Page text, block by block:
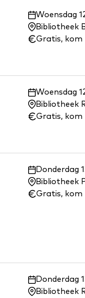
Waar
en
wanneer:
Woensdag
Bibliotheek
Gratis, kom
Waar
en
wanneer:
Woensdag
Bibliotheek
Gratis, kom
Waar
en
wanneer:
Donderdag
Bibliotheek
Gratis, kom
Waar
en
Donderdag
Bibliotheek